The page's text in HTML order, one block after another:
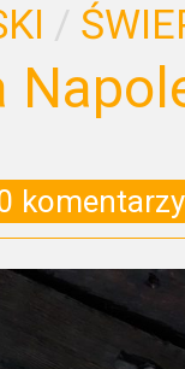
/
komentarzy